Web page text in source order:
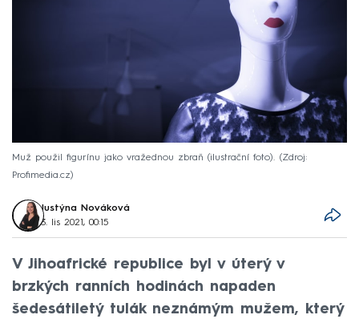
Muž použil figurínu jako vražednou zbraň (ilustrační foto).
Zdroj:
Profimedia.cz
Justýna Nováková
3. lis 2021, 00:15
V Jihoafrické republice byl v úterý v
brzkých ranních hodinách napaden
šedesátiletý tulák neznámým mužem, který